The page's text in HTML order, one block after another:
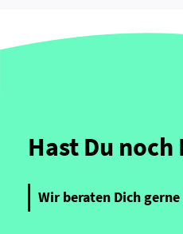
Hast Du noch
Wir beraten Dich